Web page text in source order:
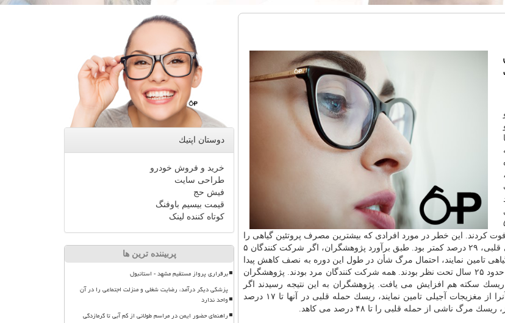
سنی ۵۰
داشتند. در طول مدت بالغ بر ۱۵ سال، بیش از ۴۸۰۰ نفر فوت كردند. این خطر در مورد افرادی كه بیشترین مصرف پروتئین گیاهی را
داشتند ۲۷ درصد كمتر بود. همین طور احتمال مرگ آنها به سبب بیماری قلبی، ۲۹ درصد كمتر بود. طبق برآورد پژوهشگران، اگر شركت كنندگان ۵
تامین نمایند، احتمال مرگ شأن در طول این دوره به نصف كاهش پیدا
بود كه حدود ۲۵ سال تحت نظر بودند. همه شركت كنندگان مرد بودند. پژوهشگران
سكته هم افزایش می یافت. پژوهشگران به این نتیجه رسیدند اگر
مردان یك وعده مصرف گوشت شأن را حذف كرده و كالری مشابه آنرا از مغزیجات آجیلی تامین نمایند، ریسك حمله قلبی در آنها تا ۱۷ درصد
از حمله قلبی را تا ۴۸ درصد می كاهد.
دوستان اپتیك
خرید و فروش خودرو
طراحی سایت
فیش حج
قیمت بیسیم باوفنگ
کوتاه کننده لینک
پربیننده ترین ها
برقراری پرواز مستقیم مشهد - استانبول
پزشکی دیگر درآمد، رضایت شغلی و منزلت اجتماعی را در آن
واحد ندارد
راهنمای حضور ایمن در مراسم طولانی از کم آبی تا گرمازدگی